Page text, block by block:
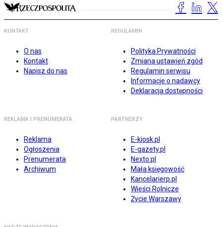
KONTAKT
O nas
Kontakt
Napisz do nas
REGULAMIN
Polityka Prywatności
Zmiana ustawień zgód
Regulamin serwisu
Informacje o nadawcy
Deklaracja dostępności
REKLAMA I PRENUMERATA
Reklama
Ogłoszenia
Prenumerata
Archiwum
PARTNERZY
E-kiosk.pl
E-gazety.pl
Nexto.pl
Mała księgowość
Kancelarierp.pl
Wieści Rolnicze
Życie Warszawy